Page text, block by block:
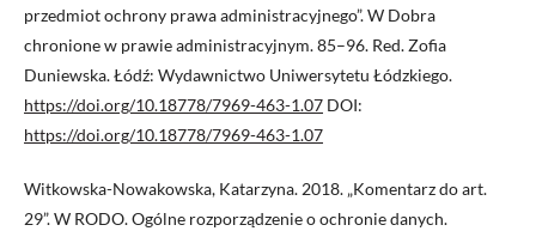
przedmiot ochrony prawa administracyjnego”. W Dobra
chronione w prawie administracyjnym. 85–96. Red. Zofia
Duniewska. Łódź: Wydawnictwo Uniwersytetu Łódzkiego.
https://doi.org/10.18778/7969-463-1.07 DOI:
https://doi.org/10.18778/7969-463-1.07
Witkowska-Nowakowska, Katarzyna. 2018. „Komentarz do art.
29”. W RODO. Ogólne rozporządzenie o ochronie danych.